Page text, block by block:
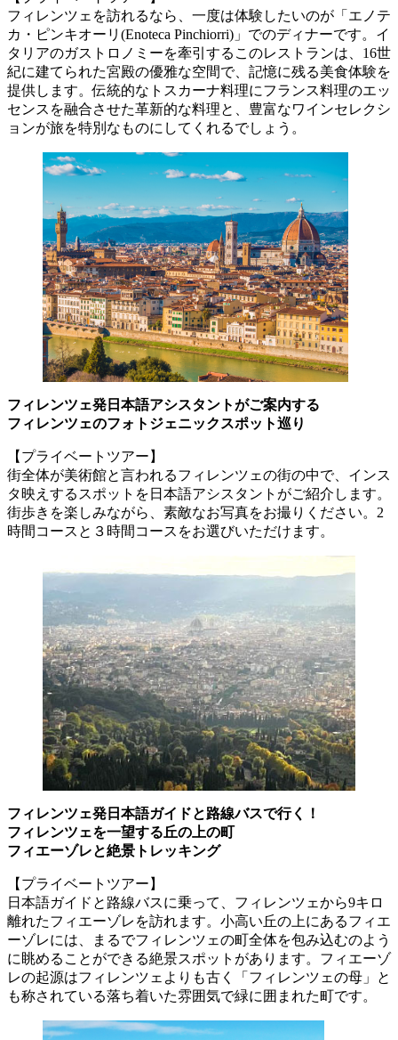
フィレンツェを訪れるなら、一度は体験したいのが「エノテ
カ・ピンキオーリ(Enoteca Pinchiorri)」でのディナーです。イ
タリアのガストロノミーを牽引するこのレストランは、16世
紀に建てられた宮殿の優雅な空間で、記憶に残る美食体験を
提供します。伝統的なトスカーナ料理にフランス料理のエッ
センスを融合させた革新的な料理と、豊富なワインセレクシ
ョンが旅を特別なものにしてくれるでしょう。
フィレンツェ発日本語アシスタントがご案内する
フィレンツェのフォトジェニックスポット巡り
【プライベートツアー】
街全体が美術館と言われるフィレンツェの街の中で、インス
タ映えするスポットを日本語アシスタントがご紹介します。
街歩きを楽しみながら、素敵なお写真をお撮りください。2
時間コースと３時間コースをお選びいただけます。
フィレンツェ発日本語ガイドと路線バスで行く！
フィレンツェを一望する丘の上の町
フィエーゾレと絶景トレッキング
【プライベートツアー】
日本語ガイドと路線バスに乗って、フィレンツェから9キロ
離れたフィエーゾレを訪れます。小高い丘の上にあるフィエ
ーゾレには、まるでフィレンツェの町全体を包み込むのよう
に眺めることができる絶景スポットがあります。フィエーゾ
レの起源はフィレンツェよりも古く「フィレンツェの母」と
も称されている落ち着いた雰囲気で緑に囲まれた町です。